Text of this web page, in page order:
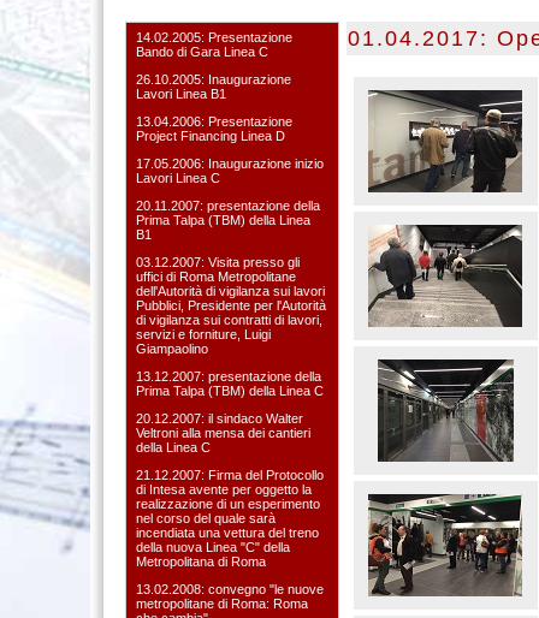
14.02.2005: Presentazione
Bando di Gara Linea C
26.10.2005: Inaugurazione
Lavori Linea B1
13.04.2006: Presentazione
Project Financing Linea D
17.05.2006: Inaugurazione inizio
Lavori Linea C
20.11.2007: presentazione della
Prima Talpa (TBM) della Linea
B1
03.12.2007: Visita presso gli
uffici di Roma Metropolitane
dell'Autorità di vigilanza sui lavori
Pubblici, Presidente per l'Autorità
di vigilanza sui contratti di lavori,
servizi e forniture, Luigi
Giampaolino
13.12.2007: presentazione della
Prima Talpa (TBM) della Linea C
20.12.2007: il sindaco Walter
Veltroni alla mensa dei cantieri
della Linea C
21.12.2007: Firma del Protocollo
di Intesa avente per oggetto la
realizzazione di un esperimento
nel corso del quale sarà
incendiata una vettura del treno
della nuova Linea "C" della
Metropolitana di Roma
13.02.2008: convegno "le nuove
metropolitane di Roma: Roma
01.04.2017: